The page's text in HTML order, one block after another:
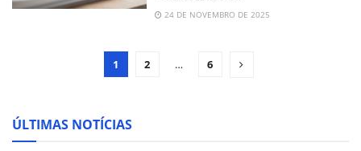
24 DE NOVEMBRO DE 2025
1 2 … 6
ÚLTIMAS NOTÍCIAS